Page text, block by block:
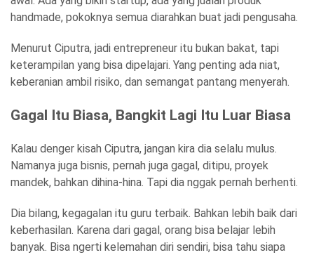
handmade, pokoknya semua diarahkan buat jadi pengusaha.
Menurut Ciputra, jadi entrepreneur itu bukan bakat, tapi
keterampilan yang bisa dipelajari. Yang penting ada niat,
keberanian ambil risiko, dan semangat pantang menyerah.
Gagal Itu Biasa, Bangkit Lagi Itu Luar Biasa
Kalau denger kisah Ciputra, jangan kira dia selalu mulus.
Namanya juga bisnis, pernah juga gagal, ditipu, proyek
mandek, bahkan dihina-hina. Tapi dia nggak pernah berhenti.
Dia bilang, kegagalan itu guru terbaik. Bahkan lebih baik dari
keberhasilan. Karena dari gagal, orang bisa belajar lebih
banyak. Bisa ngerti kelemahan diri sendiri, bisa tahu siapa